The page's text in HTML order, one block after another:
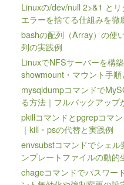
Linuxの/dev/null 2>&1 と
エラーを捨てる仕組みを徹
bashの配列（Array）の使
列の実践例
LinuxでNFSサーバーを構
showmount・マウント手順
mysqldumpコマンドで
る方法｜フルバックアッ
pkillコマンドとpgrepコマ
｜kill・psの代替と実践例
envsubstコマンドでシェ
ンプレートファイルの動的
chageコマンドでパスワー